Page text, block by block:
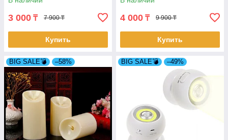
3 000 ₸ 7 900 ₸
Купить
4 000 ₸ 9 900 ₸
Купить
BIG SALE💣 –58% BIG SALE💣 –49%